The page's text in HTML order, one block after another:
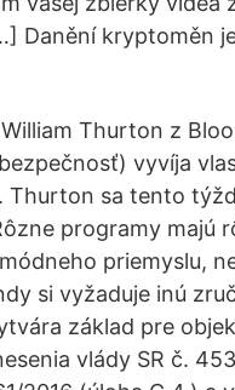
Danění kryptoměn
Thurton z
vyvíja
sa tento
programy majú
priemyslu,
si vyžaduje inú
základ pre
vlády SR č.